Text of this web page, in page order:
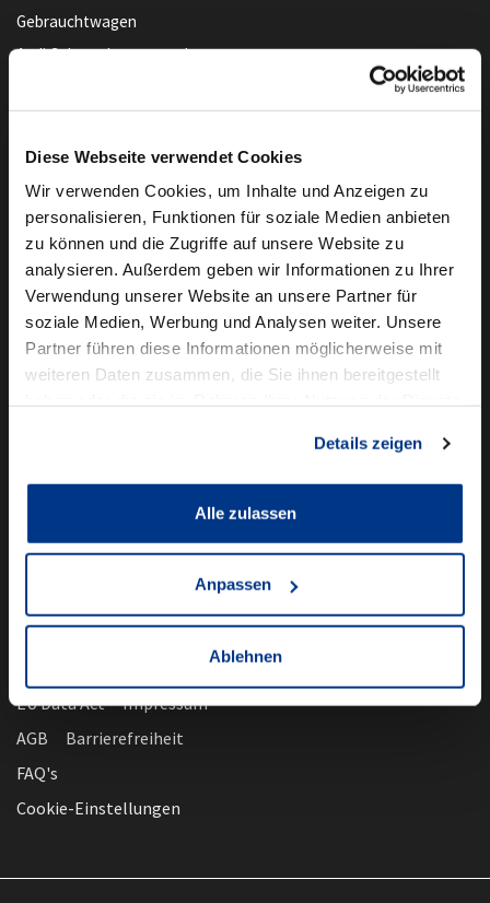
Diese Webseite verwendet Cookies
Wir verwenden Cookies, um Inhalte und Anzeigen zu
personalisieren, Funktionen für soziale Medien anbieten
zu können und die Zugriffe auf unsere Website zu
analysieren. Außerdem geben wir Informationen zu Ihrer
Verwendung unserer Website an unsere Partner für
soziale Medien, Werbung und Analysen weiter. Unsere
Partner führen diese Informationen möglicherweise mit
weiteren Daten zusammen, die Sie ihnen bereitgestellt
Details zeigen
Alle zulassen
Anpassen
Ablehnen
Gebrauchtwagen
Audi Gebrauchtwagen :plus
Online-Terminbuchung
Für Geschäftskunden
Audi Business
BMW Geschäftskunden
Volkswagen Professional Class
Autowelt Schmidt
News & Events
Ausbildung
EU Data Act
Impressum
AGB
Barrierefreiheit
FAQ's
Cookie-Einstellungen